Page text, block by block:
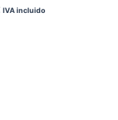
IVA incluido